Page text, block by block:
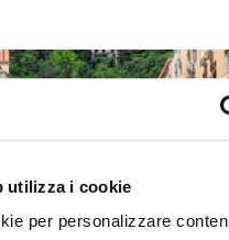
utilizza i cookie
per personalizzare